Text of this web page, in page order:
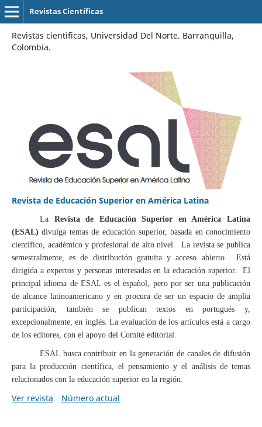
Revistas Científicas
Revistas cientificas, Universidad Del Norte. Barranquilla,
Colombia.
Revista de Educación Superior en América Latina
La Revista de Educación Superior en América Latina
(ESAL) divulga temas de educación superior, basada en conocimiento
científico, académico y profesional de alto nivel. La revista se publica
semestralmente, es de distribución gratuita y acceso abierto. Está
dirigida a expertos y personas interesadas en la educación superior. El
principal idioma de ESAL es el español, pero por ser una publicación
de alcance latinoamericano y en procura de ser un espacio de amplia
participación, también se publican textos en portugués y,
excepcionalmente, en inglés. La evaluación de los artículos está a cargo
de los editores, con el apoyo del Comité editorial.
ESAL busca contribuir en la generación de canales de difusión
para la producción científica, el pensamiento y el análisis de temas
relacionados con la educación superior en la región.
Ver revista Número actual